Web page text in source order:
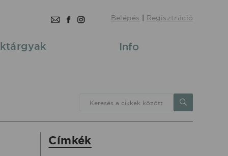
Belépés | Regisztráció
Info
Keresés a cikkek között
Címkék